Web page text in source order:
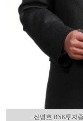
신명호 BNK투자